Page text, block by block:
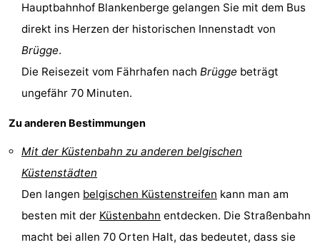
Middelkerke
Westende
Wetter
Kontakt
Hauptbahnhof Blankenberge gelangen Sie mit dem Bus
direkt ins Herzen der historischen Innenstadt von
Brügge.
Die Reisezeit vom Fährhafen nach Brügge beträgt
ungefähr 70 Minuten.
Zu anderen Bestimmungen
Mit der Küstenbahn zu anderen belgischen
Küstenstädten
Den langen belgischen Küstenstreifen kann man am
besten mit der Küstenbahn entdecken. Die Straßenbahn
macht bei allen 70 Orten Halt, das bedeutet, dass sie